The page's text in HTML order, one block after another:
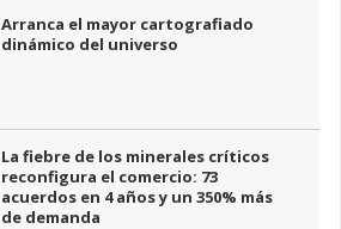
Arranca el mayor cartografiado
dinámico del universo
La fiebre de los minerales críticos
reconfigura el comercio: 73
acuerdos en 4 años y un 350% más
de demanda